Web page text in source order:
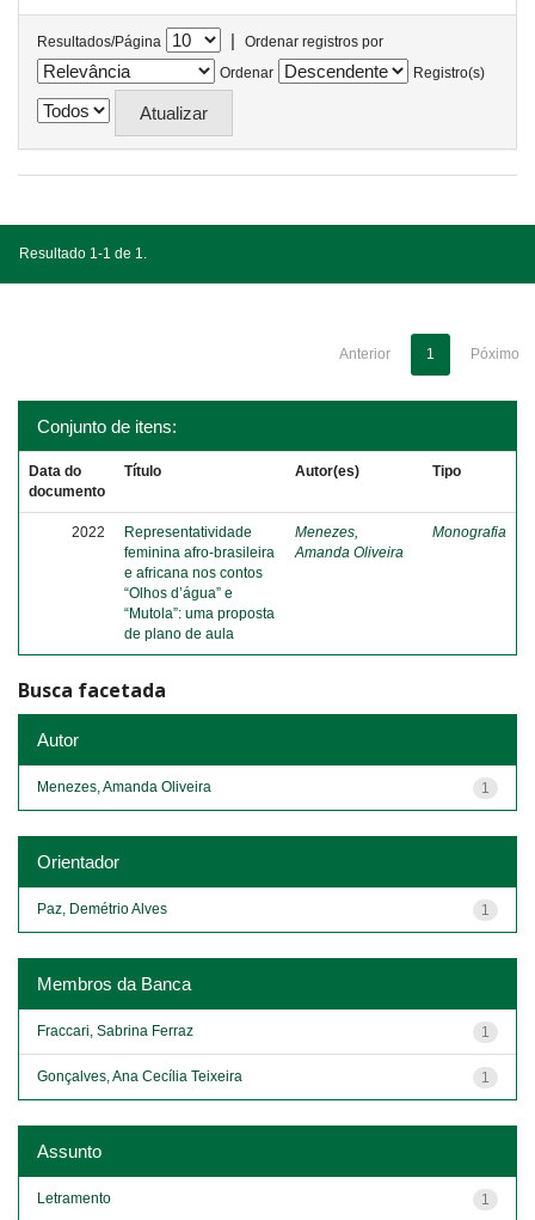
Resultados/Página |
Ordenar registros por
Ordenar
Registro(s)
Resultado 1-1 de 1.
Anterior 1 Póximo
Conjunto de itens:
Data do
documento
Título Autor(es) Tipo
2022
Representatividade
feminina afro-brasileira
e africana nos contos
“Olhos d’água” e
“Mutola”: uma proposta
de plano de aula
Menezes,
Amanda Oliveira
Monografia
Busca facetada
Autor
1
Menezes, Amanda Oliveira
Orientador
1
Paz, Demétrio Alves
Membros da Banca
1
Fraccari, Sabrina Ferraz
1
Gonçalves, Ana Cecília Teixeira
Assunto
1
Letramento